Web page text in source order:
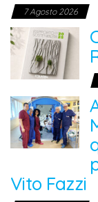
7 Agosto 2026
Vito Fazzi